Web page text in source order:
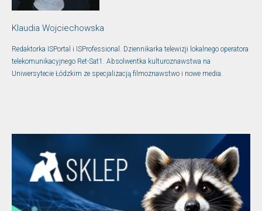
Klaudia Wojciechowska
Redaktorka ISPortal i ISProfessional. Dziennikarka telewizji lokalnego operatora
telekomunikacyjnego Ret-Sat1. Absolwentka kulturoznawstwa na
Uniwersytecie Łódzkim ze specjalizacją filmoznawstwo i nowe media.